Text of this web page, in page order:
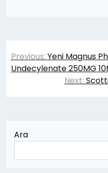
Yazı
gezinmesi
Previous: Yeni Magnus
Undecylenate 250MG
Next:
Ara